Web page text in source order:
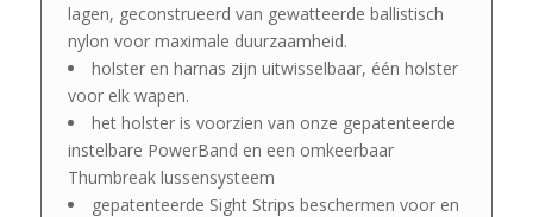
lagen, geconstrueerd van gewatteerde ballistisch
nylon voor maximale duurzaamheid.
holster en harnas zijn uitwisselbaar, één holster
voor elk wapen.
het holster is voorzien van onze gepatenteerde
instelbare PowerBand en een omkeerbaar
Thumbreak lussensysteem
gepatenteerde Sight Strips beschermen voor en